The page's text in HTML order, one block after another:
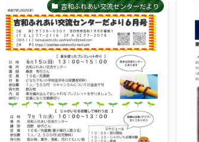
吉和ふれあい交流センターだより